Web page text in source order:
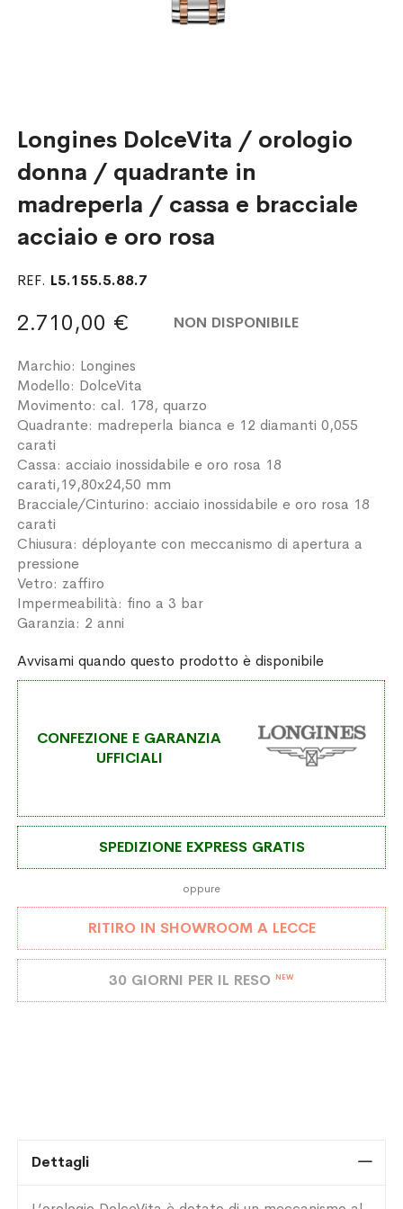
Longines DolceVita / orologio
donna / quadrante in
madreperla / cassa e bracciale
acciaio e oro rosa
REF. L5.155.5.88.7
2.710,00 € NON DISPONIBILE
Marchio: Longines
Modello: DolceVita
Movimento: cal. 178, quarzo
Quadrante: madreperla bianca e 12 diamanti 0,055
carati
Cassa: acciaio inossidabile e oro rosa 18
carati,19,80x24,50 mm
Bracciale/Cinturino: acciaio inossidabile e oro rosa 18
carati
Chiusura: déployante con meccanismo di apertura a
pressione
Vetro: zaffiro
Impermeabilità: fino a 3 bar
Garanzia: 2 anni
Avvisami quando questo prodotto è disponibile
CONFEZIONE E GARANZIA
UFFICIALI
SPEDIZIONE EXPRESS GRATIS
oppure
RITIRO IN SHOWROOM A LECCE
30 GIORNI PER IL RESO NEW
Dettagli